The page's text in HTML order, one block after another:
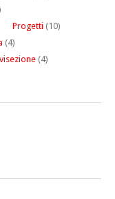
Progetti (10)
(4)
(4)